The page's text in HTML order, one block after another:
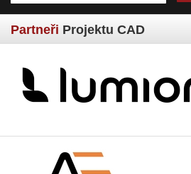
Partneři Projektu CAD